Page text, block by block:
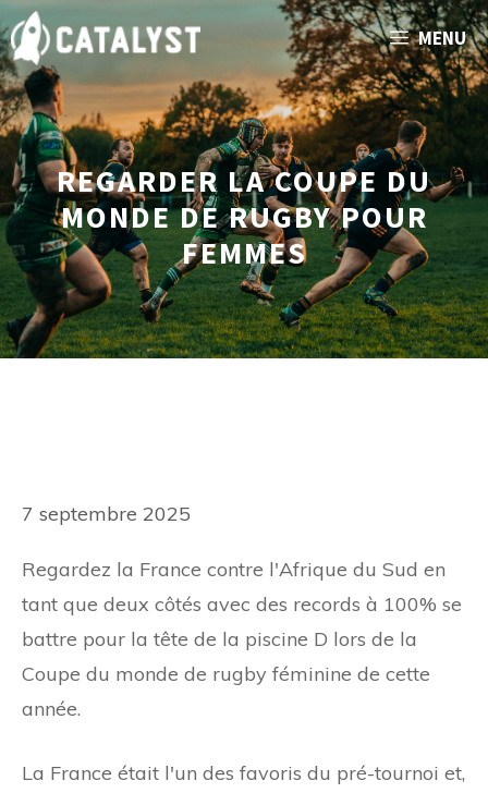
Aller
au
contenu
MENU
REGARDER LA COUPE DU
MONDE DE RUGBY POUR
FEMMES
7 septembre 2025
Regardez la France contre l'Afrique du Sud en
tant que deux côtés avec des records à 100% se
battre pour la tête de la piscine D lors de la
Coupe du monde de rugby féminine de cette
année.
La France était l'un des favoris du pré-tournoi et,